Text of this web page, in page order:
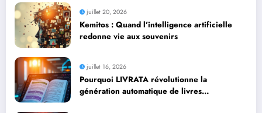
juillet 20, 2026
Kemitos : Quand l’intelligence artificielle
redonne vie aux souvenirs
juillet 16, 2026
Pourquoi LIVRATA révolutionne la
génération automatique de livres